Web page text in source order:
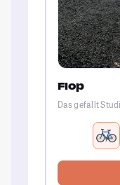
Flop
Das gefällt